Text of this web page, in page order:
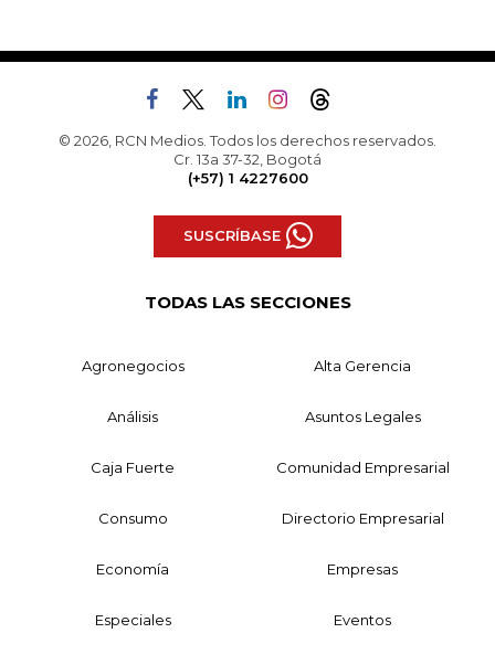
© 2026, RCN Medios. Todos los derechos reservados.
Cr. 13a 37-32, Bogotá
(+57) 1 4227600
SUSCRÍBASE
TODAS LAS SECCIONES
Agronegocios Alta Gerencia
Análisis Asuntos Legales
Caja Fuerte Comunidad Empresarial
Consumo Directorio Empresarial
Economía Empresas
Especiales Eventos